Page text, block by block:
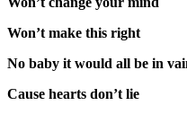
Won’t make this right
No baby it would all be in
Cause hearts don’t lie